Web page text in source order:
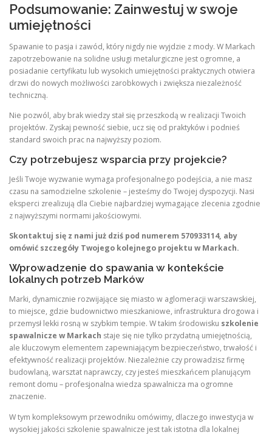
Podsumowanie: Zainwestuj w swoje
umiejętności
Spawanie to pasja i zawód, który nigdy nie wyjdzie z mody. W Markach
zapotrzebowanie na solidne usługi metalurgiczne jest ogromne, a
posiadanie certyfikatu lub wysokich umiejętności praktycznych otwiera
drzwi do nowych możliwości zarobkowych i zwiększa niezależność
techniczną.
Nie pozwól, aby brak wiedzy stał się przeszkodą w realizacji Twoich
projektów. Zyskaj pewność siebie, ucz się od praktyków i podnieś
standard swoich prac na najwyższy poziom.
Czy potrzebujesz wsparcia przy projekcie?
Jeśli Twoje wyzwanie wymaga profesjonalnego podejścia, a nie masz
czasu na samodzielne szkolenie – jesteśmy do Twojej dyspozycji. Nasi
eksperci zrealizują dla Ciebie najbardziej wymagające zlecenia zgodnie
z najwyższymi normami jakościowymi.
Skontaktuj się z nami już dziś pod numerem 570933114, aby
omówić szczegóły Twojego kolejnego projektu w Markach.
Wprowadzenie do spawania w kontekście
lokalnych potrzeb Marków
Marki, dynamicznie rozwijające się miasto w aglomeracji warszawskiej,
to miejsce, gdzie budownictwo mieszkaniowe, infrastruktura drogowa i
przemysł lekki rosną w szybkim tempie. W takim środowisku szkolenie
spawalnicze w Markach staje się nie tylko przydatną umiejętnością,
ale kluczowym elementem zapewniającym bezpieczeństwo, trwałość i
efektywność realizacji projektów. Niezależnie czy prowadzisz firmę
budowlaną, warsztat naprawczy, czy jesteś mieszkańcem planującym
remont domu – profesjonalna wiedza spawalnicza ma ogromne
znaczenie.
W tym kompleksowym przewodniku omówimy, dlaczego inwestycja w
wysokiej jakości szkolenie spawalnicze jest tak istotna dla lokalnej